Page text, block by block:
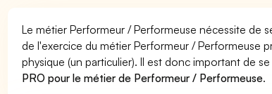
Le métier Performeur / Performeuse nécessite de
de l'exercice du métier Performeur / Performeuse
physique (un particulier). Il est donc important de
PRO pour le métier de Performeur / Performeuse.